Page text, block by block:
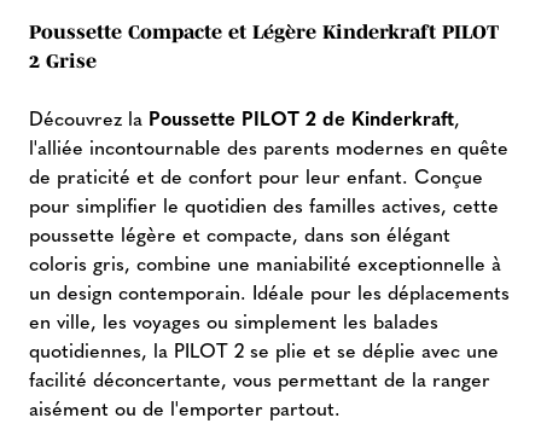
Poussette Compacte et Légère Kinderkraft PILOT
2 Grise
Découvrez la Poussette PILOT 2 de Kinderkraft,
l'alliée incontournable des parents modernes en quête
de praticité et de confort pour leur enfant. Conçue
pour simplifier le quotidien des familles actives, cette
poussette légère et compacte, dans son élégant
coloris gris, combine une maniabilité exceptionnelle à
un design contemporain. Idéale pour les déplacements
en ville, les voyages ou simplement les balades
quotidiennes, la PILOT 2 se plie et se déplie avec une
facilité déconcertante, vous permettant de la ranger
aisément ou de l'emporter partout.